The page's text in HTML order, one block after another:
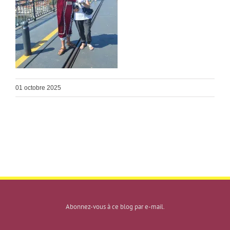
01 octobre 2025
Abonnez-vous à ce blog par e-mail.